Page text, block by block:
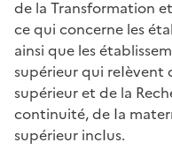
de la Transformation
ce qui concerne les
ainsi que les
supérieur qui reIèvent
supérieur et de la
continuité, de Ia
supérieur incIus.